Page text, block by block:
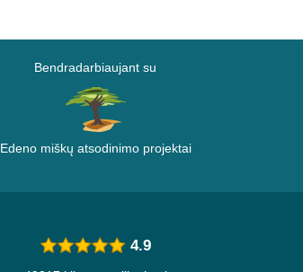
Bendradarbiaujant su
Edeno miškų atsodinimo projektai
4.9